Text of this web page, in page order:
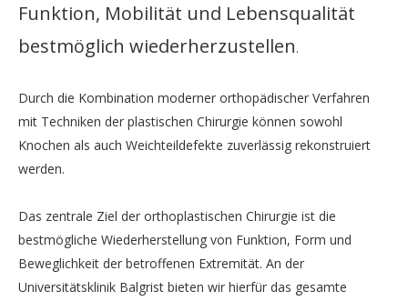
Funktion, Mobilität und Lebensqualität
bestmöglich wiederherzustellen.
Durch die Kombination moderner orthopädischer Verfahren
mit Techniken der plastischen Chirurgie können sowohl
Knochen als auch Weichteildefekte zuverlässig rekonstruiert
werden.
Das zentrale Ziel der orthoplastischen Chirurgie ist die
bestmögliche Wiederherstellung von Funktion, Form und
Beweglichkeit der betroffenen Extremität. An der
Universitätsklinik Balgrist bieten wir hierfür das gesamte